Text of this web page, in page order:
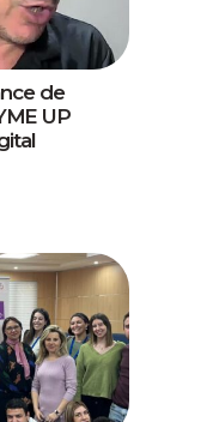
de
UP